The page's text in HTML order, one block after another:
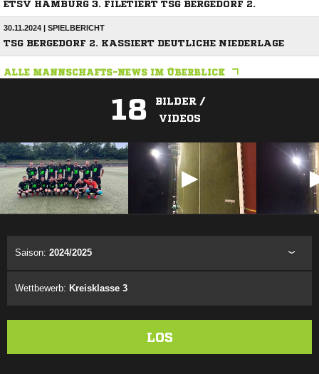
ETSV HAMBURG 3. FILETIERT TSG BERGEDORF 2.
30.11.2024 | SPIELBERICHT
TSG BERGEDORF 2. KASSIERT DEUTLICHE NIEDERLAGE
ALLE MANNSCHAFTS-NEWS IM ÜBERBLICK
18
BILDER /
VIDEOS
Saison: 2024/2025
Wettbewerb: Kreisklasse 3
LOS